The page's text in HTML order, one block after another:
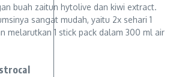
buah zaitun hytolive dan kiwi extract.
sangat mudah, yaitu 2x sehari 1
melarutkan 1 stick pack dalam 300 ml air